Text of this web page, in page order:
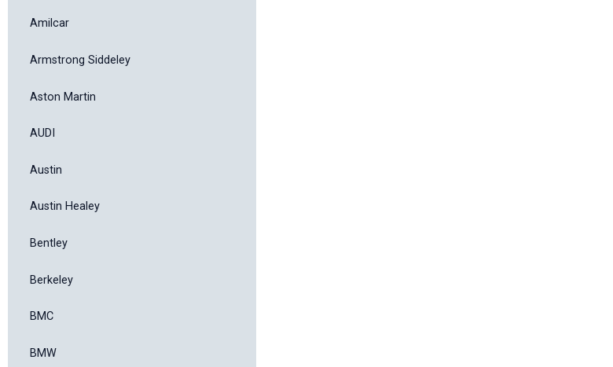
Amilcar
Armstrong Siddeley
Aston Martin
AUDI
Austin
Austin Healey
Bentley
Berkeley
BMC
BMW